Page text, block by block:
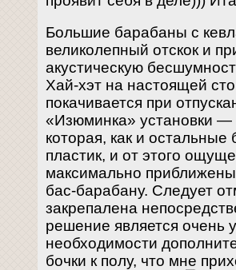
Большие барабаны с
великолепный отскок и
акустическую
Хай-хэт на настоящей
покачивается при
«Изюминка» установки —
которая, как и
пластик, и от этого
максимально
бас-барабану. Следует
закрепалена
решение является очень
необходимости
бочки к полу, что мне